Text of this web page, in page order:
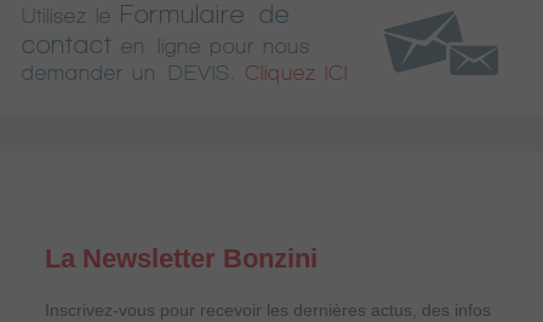
Utilisez le Formulaire de
contact en ligne pour nous
demander un DEVIS.
Cliquez ICI
La Newsletter Bonzini
Inscrivez-vous pour recevoir les dernières actus, des infos